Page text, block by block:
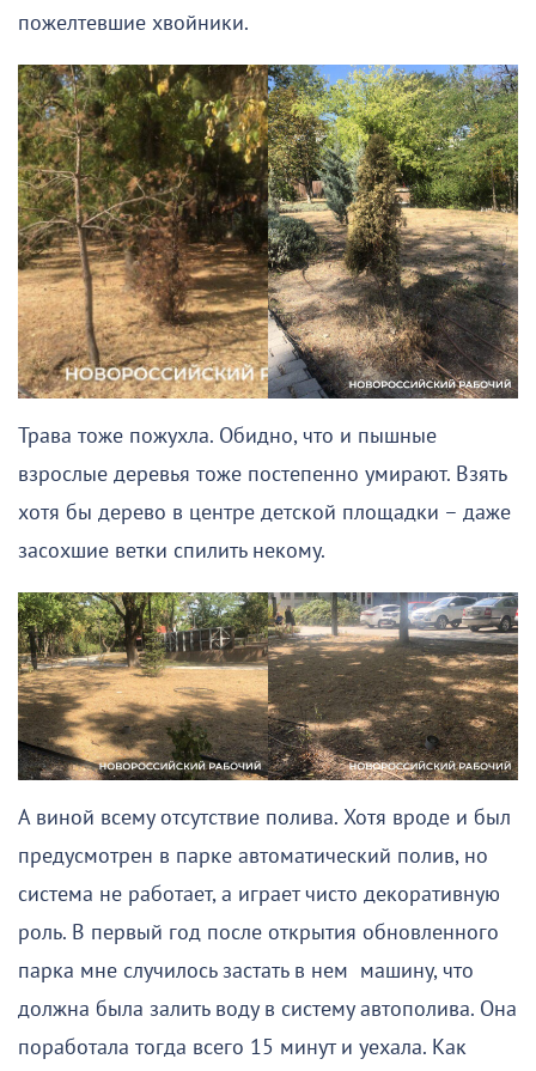
пожелтевшие хвойники.
Трава тоже пожухла. Обидно, что и пышные
взрослые деревья тоже постепенно умирают. Взять
хотя бы дерево в центре детской площадки – даже
засохшие ветки спилить некому.
А виной всему отсутствие полива. Хотя вроде и был
предусмотрен в парке автоматический полив, но
система не работает, а играет чисто декоративную
роль. В первый год после открытия обновленного
парка мне случилось застать в нем машину, что
должна была залить воду в систему автополива. Она
поработала тогда всего 15 минут и уехала. Как